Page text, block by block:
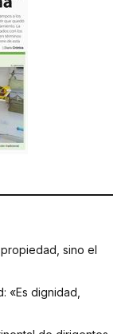
sino el
«Es dignidad,